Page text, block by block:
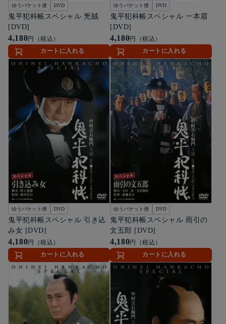
ゆうパケット便 DVD
鬼平犯科帳スペシャル 兇賊
[DVD]
4,180円（税込）
カートに入れる
ゆうパケット便 DVD
鬼平犯科帳スペシャル 一本眉
[DVD]
4,180円（税込）
カートに入れる
ゆうパケット便 DVD
鬼平犯科帳スペシャル 引き込
み女 [DVD]
4,180円（税込）
カートに入れる
ゆうパケット便 DVD
鬼平犯科帳スペシャル 雨引の
文五郎 [DVD]
4,180円（税込）
カートに入れる